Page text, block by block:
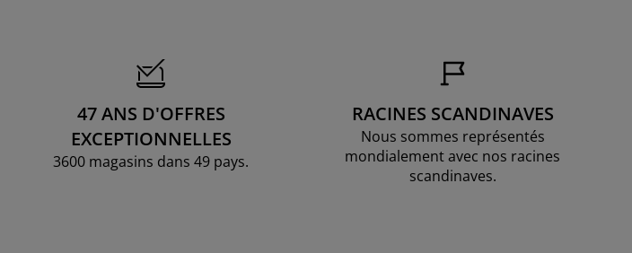
47 ANS D'OFFRES
EXCEPTIONNELLES
3600 magasins dans 49 pays.
RACINES SCANDINAVES
Nous sommes représentés
mondialement avec nos racines
scandinaves.